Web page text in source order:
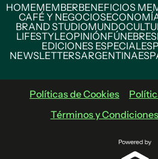
HOMEMEMBERBENEFICIOS
CAFÉ Y NEGOCIOS
BRAND STUDIOMUNDO
LIFESTYLEOPINIÓNFÚNEBRES
EDICIONES ESPECIALES
NEWSLETTERSARGENTINA
Políticas de Cookies
Términos y Condiciones